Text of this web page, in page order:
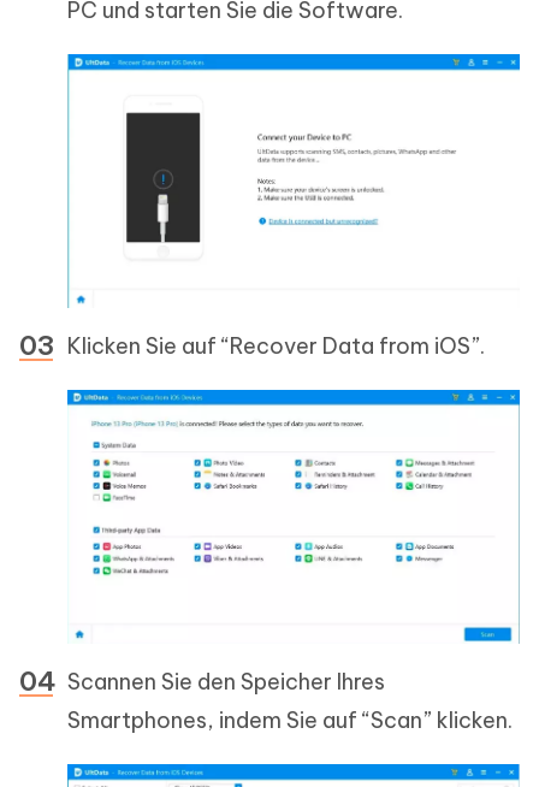
PC und starten Sie die Software.
Klicken Sie auf “Recover Data from iOS”.
Scannen Sie den Speicher Ihres
Smartphones, indem Sie auf “Scan” klicken.